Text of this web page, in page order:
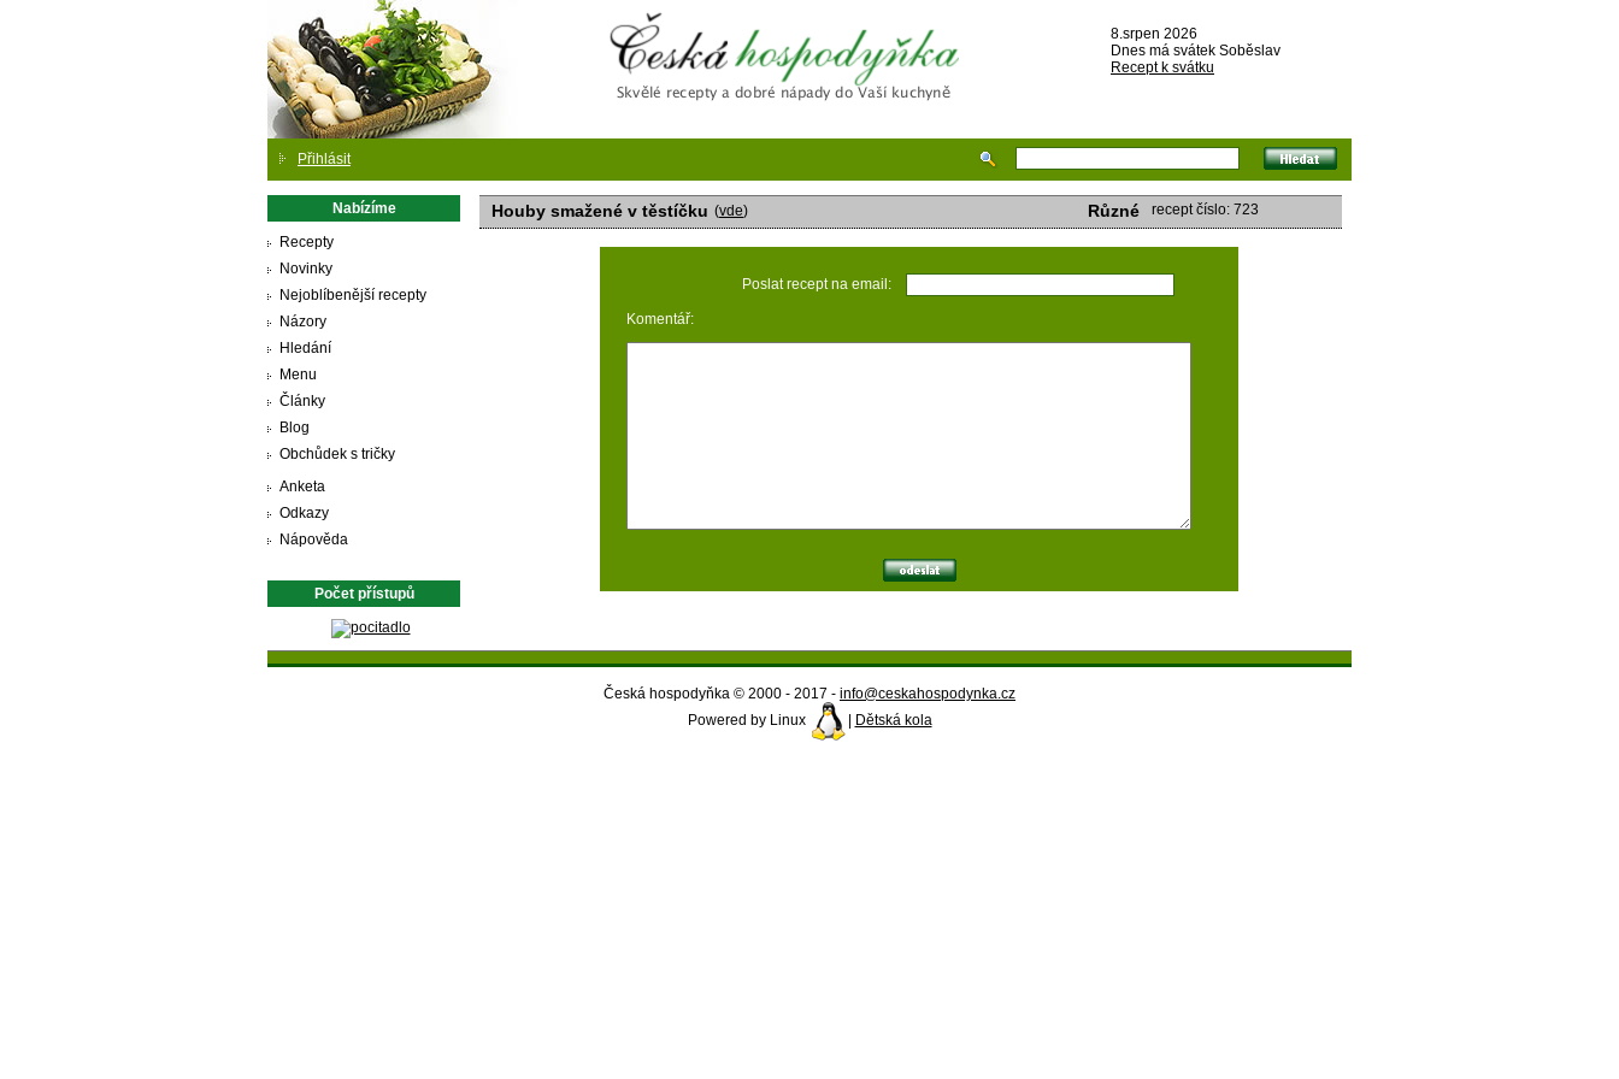
Česká hospodyňka
8.srpen 2026
Dnes má svátek Soběslav
Recept k svátku
Přihlásit
Nabízíme
Recepty
Novinky
Nejoblíbenější recepty
Názory
Hledání
Menu
Články
Blog
Obchůdek s tričky
Anketa
Odkazy
Nápověda
Počet přístupů
Houby smažené v těstíčku (vde) Různé recept číslo: 723
Poslat recept na email:
Komentář:
Česká hospodyňka © 2000 - 2017 - info@ceskahospodynka.cz
Powered by Linux
Dětská kola